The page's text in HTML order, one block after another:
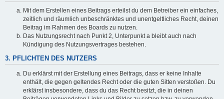
Mit dem Erstellen eines Beitrags erteilst du dem Betreiber ein einfaches,
zeitlich und räumlich unbeschränktes und unentgeltliches Recht, deinen
Beitrag im Rahmen des Boards zu nutzen.
Das Nutzungsrecht nach Punkt 2, Unterpunkt a bleibt auch nach
Kündigung des Nutzungsvertrages bestehen.
3. PFLICHTEN DES NUTZERS
Du erklärst mit der Erstellung eines Beitrags, dass er keine Inhalte
enthält, die gegen geltendes Recht oder die guten Sitten verstoßen. Du
erklärst insbesondere, dass du das Recht besitzt, die in deinen